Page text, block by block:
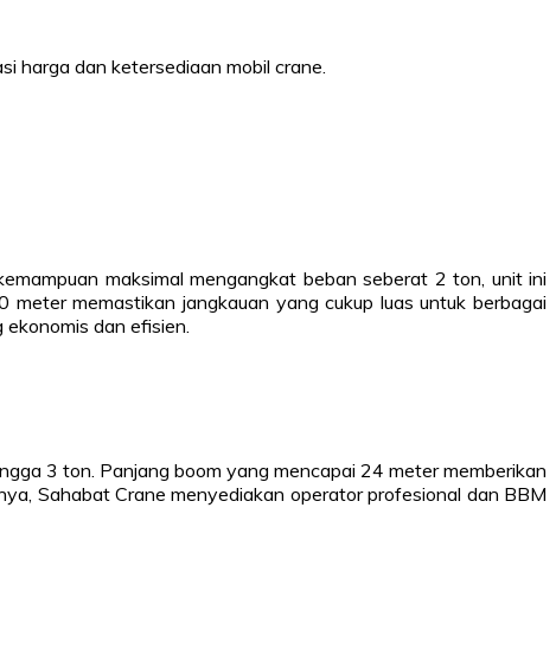
harga dan ketersediaan mobil crane.
maksimal mengangkat beban seberat 2 ton, unit ini
memastikan jangkauan yang cukup luas untuk berbagai
dan efisien.
3 ton. Panjang boom yang mencapai 24 meter memberikan
Sahabat Crane menyediakan operator profesional dan BBM